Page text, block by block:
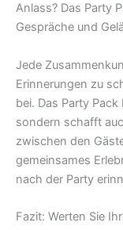
Anlass? Das Party
Gespräche und
Jede
Erinnerungen zu
bei. Das Party
sondern schafft
zwischen den
gemeinsames
nach der Party
Fazit: Werten Sie